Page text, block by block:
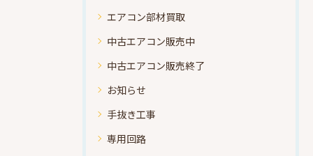
エアコン部材買取
中古エアコン販売中
中古エアコン販売終了
お知らせ
手抜き工事
専用回路